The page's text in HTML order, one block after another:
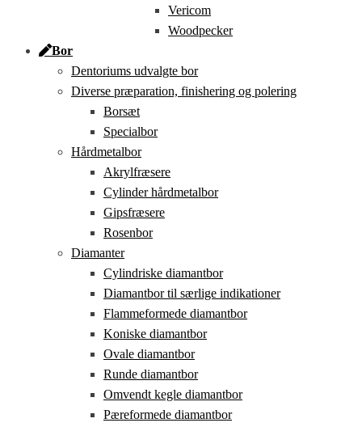
Vericom
Woodpecker
Bor
Dentoriums udvalgte bor
Diverse præparation, finishering og polering
Borsæt
Specialbor
Hårdmetalbor
Akrylfræsere
Cylinder hårdmetalbor
Gipsfræsere
Rosenbor
Diamanter
Cylindriske diamantbor
Diamantbor til særlige indikationer
Flammeformede diamantbor
Koniske diamantbor
Ovale diamantbor
Runde diamantbor
Omvendt kegle diamantbor
Pæreformede diamantbor